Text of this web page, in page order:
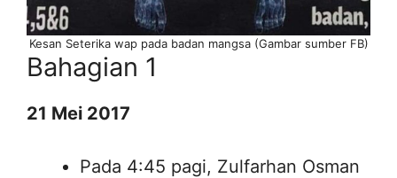
Kesan Seterika wap pada badan mangsa (Gambar sumber FB)
Bahagian 1
21 Mei 2017
Pada 4:45 pagi, Zulfarhan Osman